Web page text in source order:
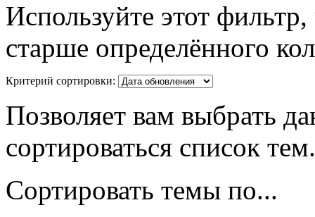
Используйте этот
старше определённого
Критерий сортировки:
Позволяет вам выбрать
сортироваться список тем.
Сортировать темы по...